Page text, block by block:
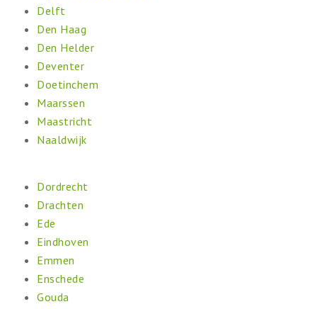
Delft
Den Haag
Den Helder
Deventer
Doetinchem
Maarssen
Maastricht
Naaldwijk
Dordrecht
Drachten
Ede
Eindhoven
Emmen
Enschede
Gouda